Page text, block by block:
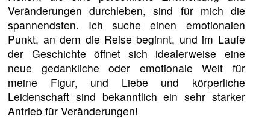
Veränderungen durchleben, sind für mich die
spannendsten. Ich suche einen emotionalen
Punkt, an dem die Reise beginnt, und im Laufe
der Geschichte öffnet sich idealerweise eine
neue gedankliche oder emotionale Welt für
meine Figur, und Liebe und körperliche
Leidenschaft sind bekanntlich ein sehr starker
Antrieb für Veränderungen!